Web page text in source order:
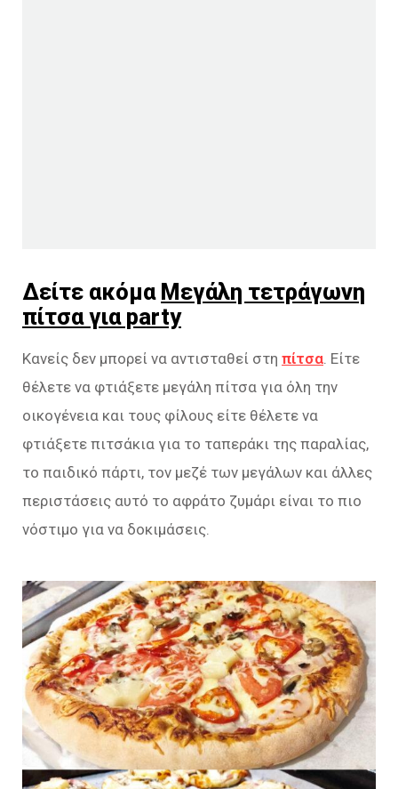
Δείτε ακόμα Μεγάλη τετράγωνη
πίτσα για party
Κανείς δεν μπορεί να αντισταθεί στη πίτσα . Είτε
θέλετε να φτιάξετε μεγάλη πίτσα για όλη την
οικογένεια και τους φίλους είτε θέλετε να
φτιάξετε πιτσάκια για το ταπεράκι της παραλίας,
το παιδικό πάρτι, τον μεζέ των μεγάλων και άλλες
περιστάσεις αυτό το αφράτο ζυμάρι είναι το πιο
νόστιμο για να δοκιμάσεις.